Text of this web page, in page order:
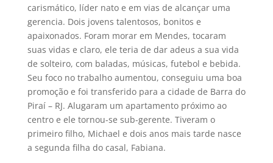
carismático, líder nato e em vias de alcançar uma
gerencia. Dois jovens talentosos, bonitos e
apaixonados. Foram morar em Mendes, tocaram
suas vidas e claro, ele teria de dar adeus a sua vida
de solteiro, com baladas, músicas, futebol e bebida.
Seu foco no trabalho aumentou, conseguiu uma boa
promoção e foi transferido para a cidade de Barra do
Piraí – RJ. Alugaram um apartamento próximo ao
centro e ele tornou-se sub-gerente. Tiveram o
primeiro filho, Michael e dois anos mais tarde nasce
a segunda filha do casal, Fabiana.